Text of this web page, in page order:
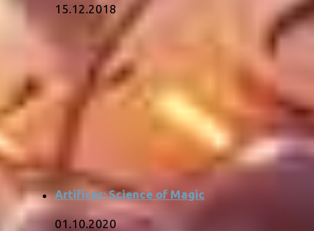
15.12.2018
Artificer: Science of Magic
01.10.2020